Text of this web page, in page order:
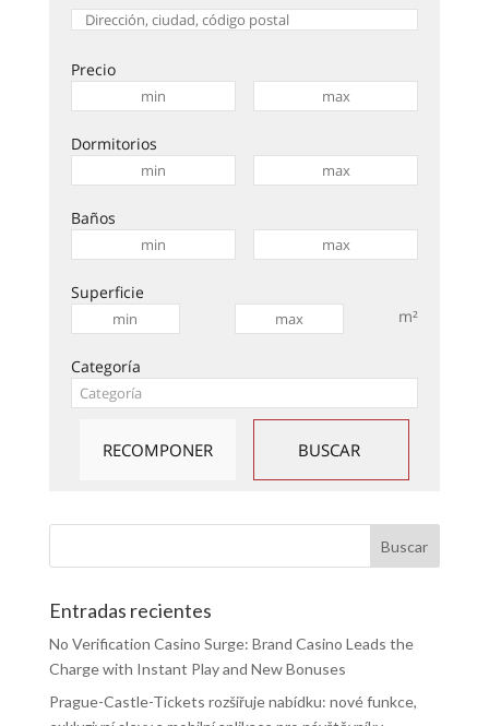
Precio
Dormitorios
Baños
Superficie
m²
Categoría
Entradas recientes
No Verification Casino Surge: Brand Casino Leads the
Charge with Instant Play and New Bonuses
Prague-Castle-Tickets rozšiřuje nabídku: nové funkce,